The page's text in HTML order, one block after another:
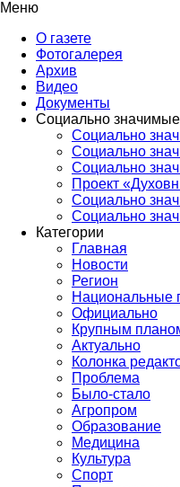
Меню
О газете
Фотогалерея
Архив
Видео
Документы
Социально
Социально
Социально
Социально
Проект
Социально
Социально
Категории
Главная
Новости
Регион
Национальные
Официально
Крупным
Актуально
Колонка
Проблема
Было-стало
Агропром
Образование
Медицина
Культура
Спорт